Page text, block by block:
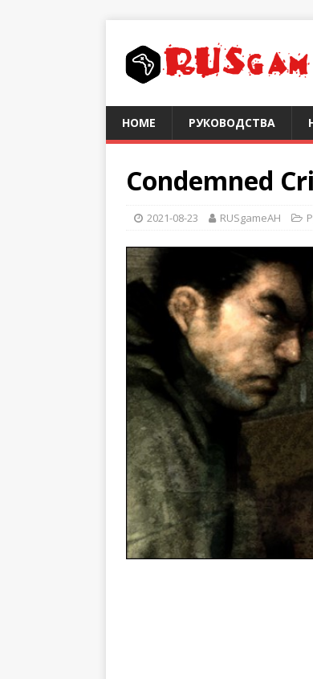
HOME РУКОВОДСТВА
Condemned
2021-08-23 RUSgameAH